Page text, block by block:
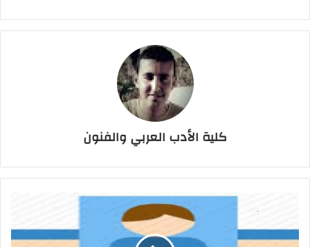
كلية الأدب العربي والفنون